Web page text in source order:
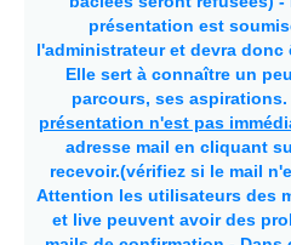
présentation est
l'administrateur et devra donc
Elle sert à connaître un
parcours, ses aspirations.
présentation n'est pas
adresse mail en cliquant
recevoir.(vérifiez si le mail
Attention les utilisateurs des
et live peuvent avoir des